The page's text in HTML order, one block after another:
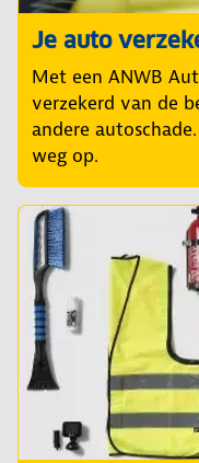
Je auto
Met een ANWB
verzekerd van de
andere
weg op.